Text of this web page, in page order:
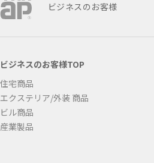
ビジネスのお客様
ビジネスのお客様TOP
住宅商品
エクステリア/外装 商品
ビル商品
産業製品